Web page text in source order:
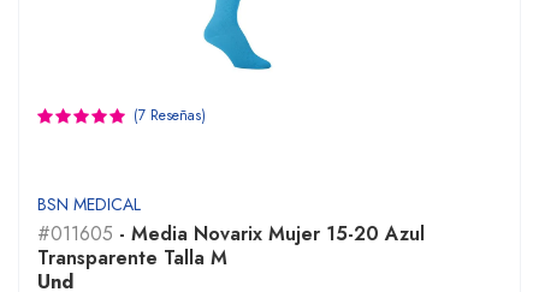
(7 Reseñas)
BSN MEDICAL
#011605 - Media Novarix Mujer 15-20 Azul
Transparente Talla M
Und